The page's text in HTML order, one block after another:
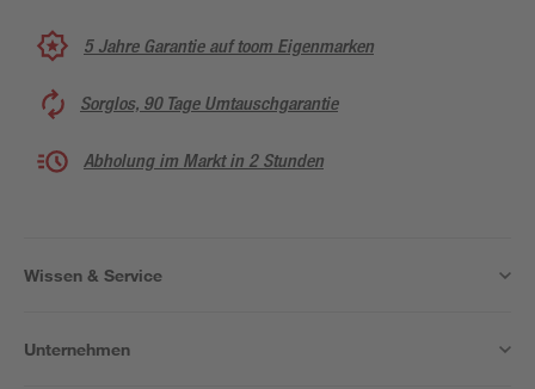
5 Jahre Garantie auf toom Eigenmarken
Sorglos, 90 Tage Umtauschgarantie
Abholung im Markt in 2 Stunden
Wissen & Service
Unternehmen